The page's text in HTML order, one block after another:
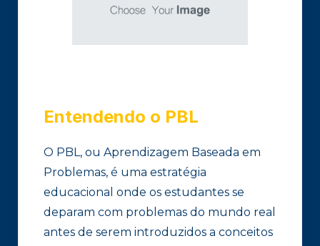
Entendendo o PBL
O PBL, ou Aprendizagem Baseada em
Problemas, é uma estratégia
educacional onde os estudantes se
deparam com problemas do mundo real
antes de serem introduzidos a conceitos